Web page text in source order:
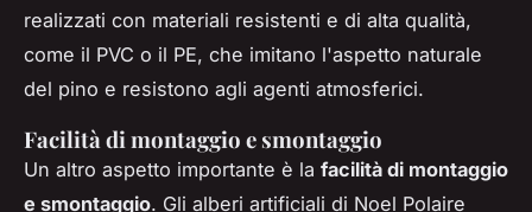
realizzati con materiali resistenti e di alta qualità,
come il PVC o il PE, che imitano l'aspetto naturale
del pino e resistono agli agenti atmosferici.
Facilità di montaggio e smontaggio
Un altro aspetto importante è la facilità di montaggio
e smontaggio. Gli alberi artificiali di Noel Polaire